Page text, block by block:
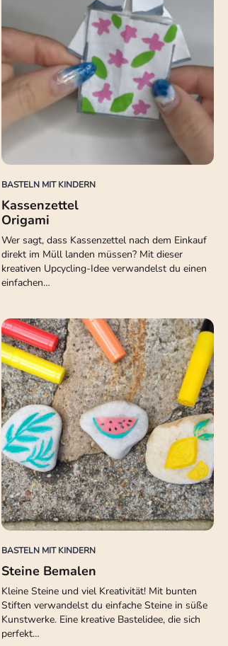
BASTELN MIT KINDERN
Kassenzettel
Origami
Wer sagt, dass Kassenzettel nach dem Einkauf
direkt im Müll landen müssen? Mit dieser
kreativen Upcycling-Idee verwandelst du einen
einfachen…
BASTELN MIT KINDERN
Steine Bemalen
Kleine Steine und viel Kreativität! Mit bunten
Stiften verwandelst du einfache Steine in süße
Kunstwerke. Eine kreative Bastelidee, die sich
perfekt…